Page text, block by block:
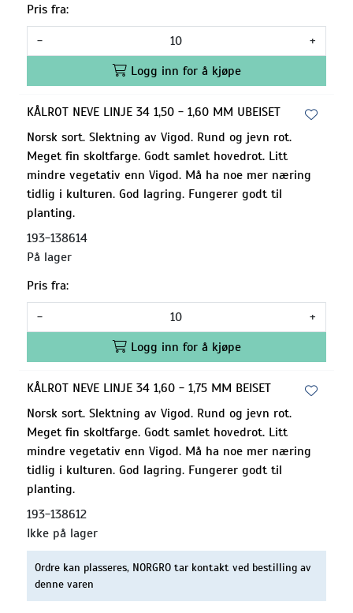
Pris fra:
-
+
Logg inn for å kjøpe
KÅLROT NEVE LINJE 34 1,50 - 1,60 MM UBEISET
Norsk sort. Slektning av Vigod. Rund og jevn rot.
Meget fin skoltfarge. Godt samlet hovedrot. Litt
mindre vegetativ enn Vigod. Må ha noe mer næring
tidlig i kulturen. God lagring. Fungerer godt til
planting.
193-138614
På lager
Pris fra:
-
+
Logg inn for å kjøpe
KÅLROT NEVE LINJE 34 1,60 - 1,75 MM BEISET
Norsk sort. Slektning av Vigod. Rund og jevn rot.
Meget fin skoltfarge. Godt samlet hovedrot. Litt
mindre vegetativ enn Vigod. Må ha noe mer næring
tidlig i kulturen. God lagring. Fungerer godt til
planting.
193-138612
Ikke på lager
Ordre kan plasseres, NORGRO tar kontakt ved bestilling av
denne varen